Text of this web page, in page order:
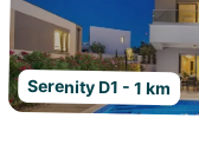
Serenity D1 - 1 km